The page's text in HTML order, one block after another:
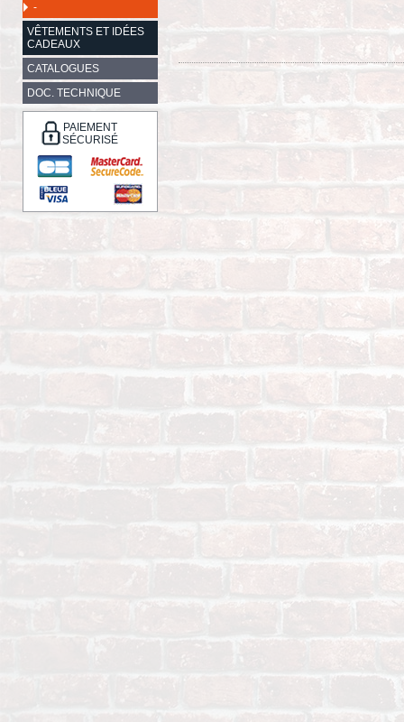
-
VÊTEMENTS ET IDÉES
CADEAUX
CATALOGUES
DOC. TECHNIQUE
PAIEMENT
SÉCURISÉ